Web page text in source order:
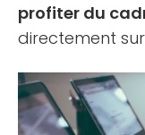
profiter du
directement